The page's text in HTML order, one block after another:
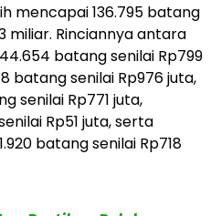
mencapai 136.795 batang
miliar. Rinciannya antara
batang senilai Rp799
batang senilai Rp976 juta,
senilai Rp771 juta,
Rp51 juta, serta
batang senilai Rp718